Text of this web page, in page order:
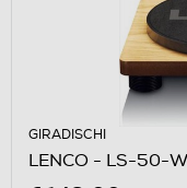
GIRADISCHI
LENCO - LS-50-